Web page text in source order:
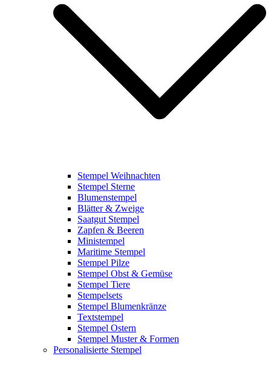
Stempel Weihnachten
Stempel Sterne
Blumenstempel
Blätter & Zweige
Saatgut Stempel
Zapfen & Beeren
Ministempel
Maritime Stempel
Stempel Pilze
Stempel Obst & Gemüse
Stempel Tiere
Stempelsets
Stempel Blumenkränze
Textstempel
Stempel Ostern
Stempel Muster & Formen
Personalisierte Stempel